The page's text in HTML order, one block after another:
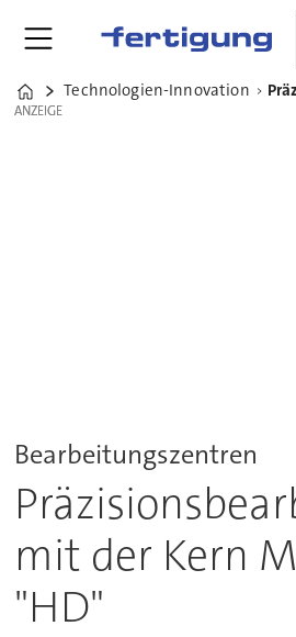
Home
Technologien-Innovation
ANZEIGE
ANZEIGE
Bearbeitungszentren
mit der Kern
"HD"